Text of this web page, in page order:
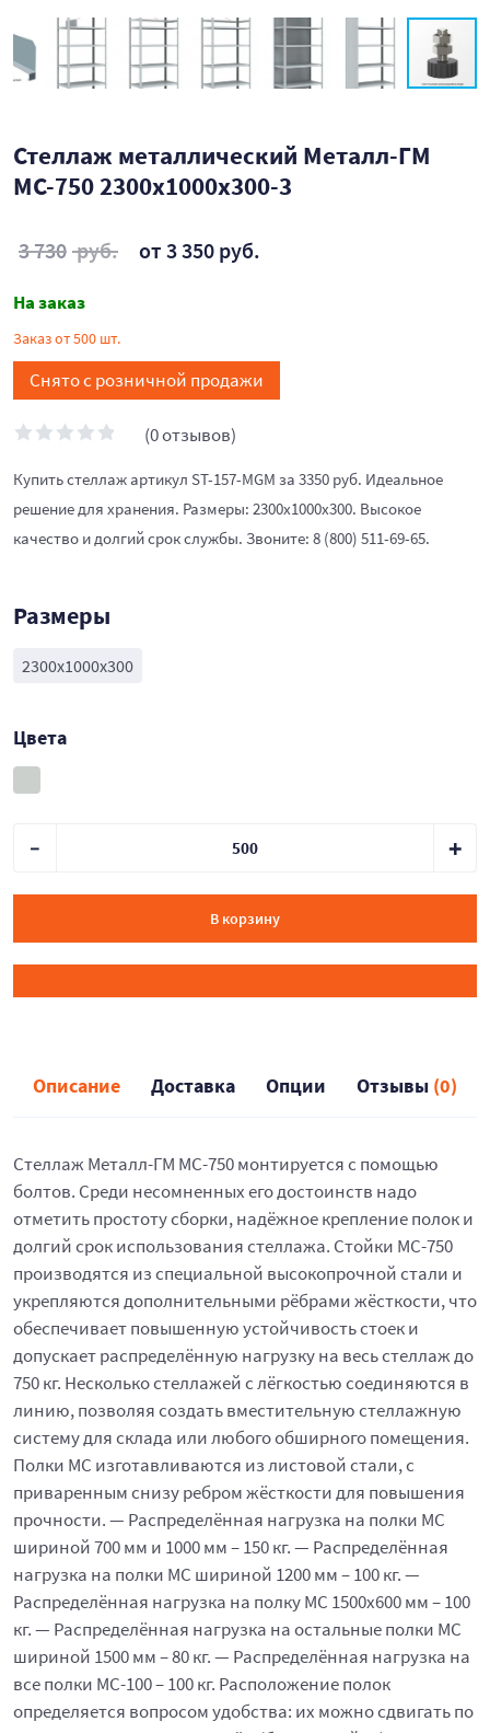
Стеллаж металлический Металл-ГМ
МС-750 2300x1000x300-3
3 730 руб. от 3 350 руб.
На заказ
Заказ от 500 шт.
Снято с розничной продажи
(0 отзывов)
Купить стеллаж артикул ST-157-MGM за 3350 руб. Идеальное
решение для хранения. Размеры: 2300x1000x300. Высокое
качество и долгий срок службы. Звоните: 8 (800) 511-69-65.
Размеры
2300x1000x300
Цвета
В корзину
Описание Доставка Опции Отзывы (0)
Стеллаж Металл-ГМ МС-750 монтируется с помощью
болтов. Среди несомненных его достоинств надо
отметить простоту сборки, надёжное крепление полок и
долгий срок использования стеллажа. Стойки МС-750
производятся из специальной высокопрочной стали и
укрепляются дополнительными рёбрами жёсткости, что
обеспечивает повышенную устойчивость стоек и
допускает распределённую нагрузку на весь стеллаж до
750 кг. Несколько стеллажей с лёгкостью соединяются в
линию, позволяя создать вместительную стеллажную
систему для склада или любого обширного помещения.
Полки МС изготавливаются из листовой стали, с
приваренным снизу ребром жёсткости для повышения
прочности. — Распределённая нагрузка на полки МС
шириной 700 мм и 1000 мм – 150 кг. — Распределённая
нагрузка на полки МС шириной 1200 мм – 100 кг. —
Распределённая нагрузка на полку МС 1500х600 мм – 100
кг. — Распределённая нагрузка на остальные полки МС
шириной 1500 мм – 80 кг. — Распределённая нагрузка на
все полки МС-100 – 100 кг. Расположение полок
определяется вопросом удобства: их можно сдвигать по